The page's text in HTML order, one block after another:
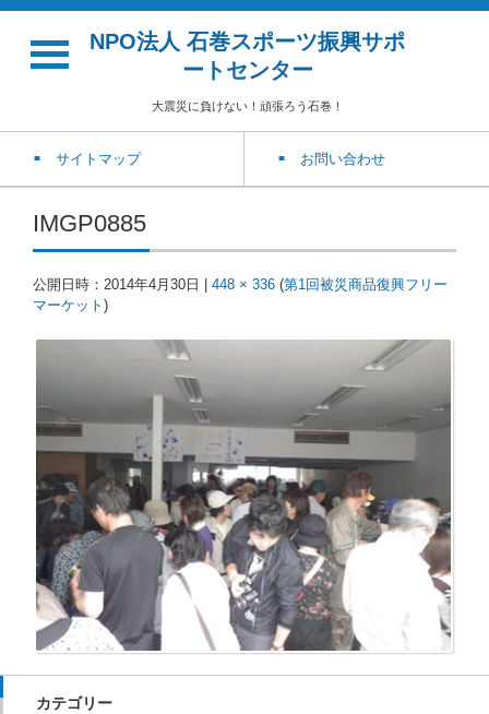
NPO法人 石巻スポーツ振興サポ
ートセンター
大震災に負けない！頑張ろう石巻！
サイトマップ お問い合わせ
IMGP0885
公開日時： 2014年4月30日 448 × 336 (第1回被災商品復興フリー
マーケット )
カテゴリー